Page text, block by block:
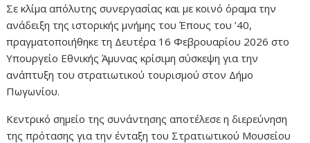
Σε κλίμα απόλυτης συνεργασίας και με κοινό όραμα την
ανάδειξη της ιστορικής μνήμης του Έπους του ’40,
πραγματοποιήθηκε τη Δευτέρα 16 Φεβρουαρίου 2026 στο
Υπουργείο Εθνικής Άμυνας κρίσιμη σύσκεψη για την
ανάπτυξη του στρατιωτικού τουρισμού στον Δήμο
Πωγωνίου.
Κεντρικό σημείο της συνάντησης αποτέλεσε η διερεύνηση
της πρότασης για την ένταξη του Στρατιωτικού Μουσείου